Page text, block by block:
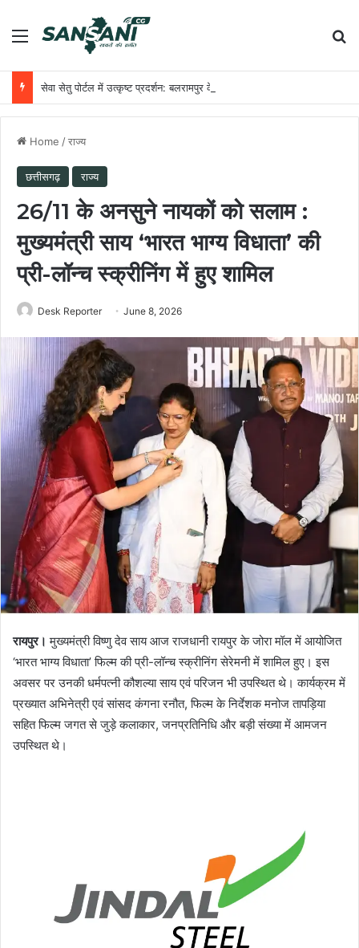
Menu
Home /राज्य
छत्तीसगढ़ राज्य
26/11 के अनसुने नायकों को सलाम :
मुख्यमंत्री साय ‘भारत भाग्य विधाता’ की
प्री-लॉन्च स्क्रीनिंग में हुए शामिल
Desk Reporter June 8, 2026
रायपुर। मुख्यमंत्री विष्णु देव साय आज राजधानी रायपुर के जोरा मॉल में आयोजित
‘भारत भाग्य विधाता’ फिल्म की प्री-लॉन्च स्क्रीनिंग सेरेमनी में शामिल हुए। इस
अवसर पर उनकी धर्मपत्नी कौशल्या साय एवं परिजन भी उपस्थित थे। कार्यक्रम में
प्रख्यात अभिनेत्री एवं सांसद कंगना रनौत, फिल्म के निर्देशक मनोज तापड़िया
सहित फिल्म जगत से जुड़े कलाकार, जनप्रतिनिधि और बड़ी संख्या में आमजन
उपस्थित थे।